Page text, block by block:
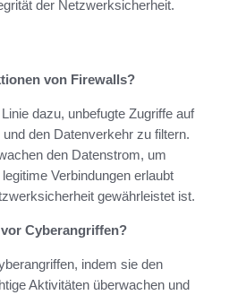
der Netzwerksicherheit.
von Firewalls?
dazu, unbefugte Zugriffe auf
den Datenverkehr zu filtern.
den Datenstrom, um
Verbindungen erlaubt
gewährleistet ist.
Cyberangriffen?
indem sie den
Aktivitäten überwachen und